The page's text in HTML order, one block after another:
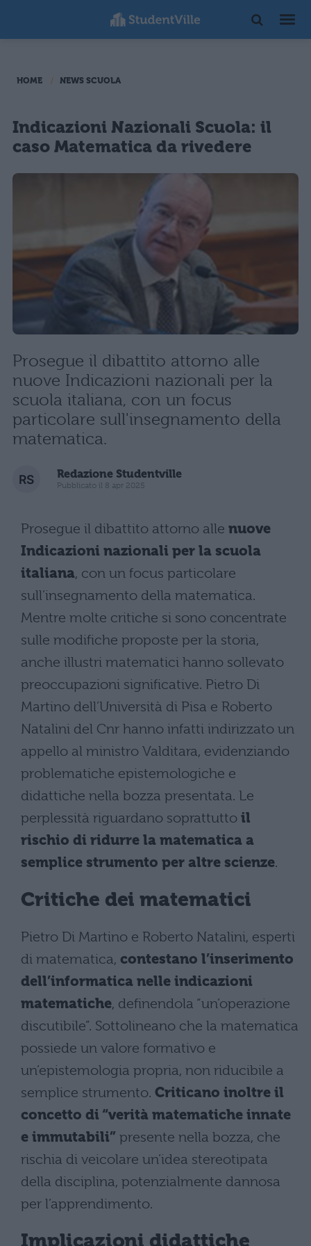
HOME NEWS SCUOLA
Indicazioni Nazionali Scuola: il
caso Matematica da rivedere
Prosegue il dibattito attorno alle
nuove Indicazioni nazionali per la
scuola italiana, con un focus
particolare sull'insegnamento della
matematica.
Redazione Studentville
Pubblicato il 8 apr 2025
Prosegue il dibattito attorno alle nuove
Indicazioni nazionali per la scuola
italiana, con un focus particolare
sull’insegnamento della matematica.
Mentre molte critiche si sono concentrate
sulle modifiche proposte per la storia,
anche illustri matematici hanno sollevato
preoccupazioni significative. Pietro Di
Martino dell’Università di Pisa e Roberto
Natalini del Cnr hanno infatti indirizzato un
appello al ministro Valditara, evidenziando
problematiche epistemologiche e
didattiche nella bozza presentata. Le
perplessità riguardano soprattutto il
rischio di ridurre la matematica a
semplice strumento per altre scienze.
Critiche dei matematici
Pietro Di Martino e Roberto Natalini, esperti
di matematica, contestano l’inserimento
dell’informatica nelle indicazioni
matematiche, definendola “un’operazione
discutibile”. Sottolineano che la matematica
possiede un valore formativo e
un’epistemologia propria, non riducibile a
semplice strumento. Criticano inoltre il
concetto di “verità matematiche innate
e immutabili” presente nella bozza, che
rischia di veicolare un’idea stereotipata
della disciplina, potenzialmente dannosa
per l’apprendimento.
Implicazioni didattiche